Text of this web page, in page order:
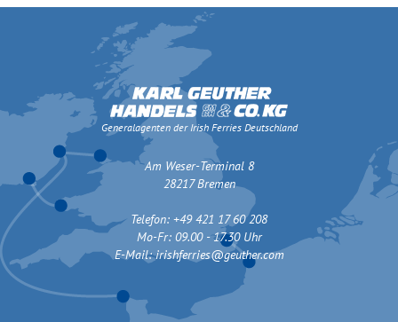
Generalagenten der Irish Ferries Deutschland
Am Weser-Terminal 8
28217 Bremen
Telefon: +49 421 17 60 208
Mo-Fr: 09.00 - 17.30 Uhr
E-Mail:irishferries@geuther.com